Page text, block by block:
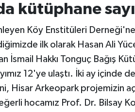
kütüphane
Köy Enstitüleri
ilk olarak Hasan Ali
İsmail Hakkı Tonguç Bağış
12'ye ulaştı. İki ay içinde
Hisar Arkeopark projemizin
hocamız Prof. Dr. Bilsay